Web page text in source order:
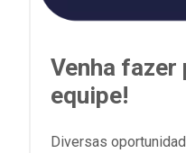
Venha fazer
equipe!
Diversas